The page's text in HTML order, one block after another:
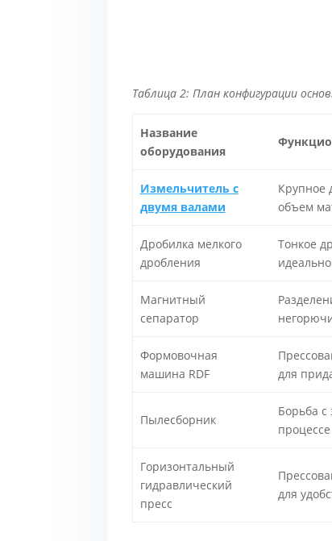
Таблица 2: План конфигурации
Название
оборудования
Измельчитель с
двумя валами
Крупное
объем
Дробилка мелкого
дробления
Тонкое
Магнитный
сепаратор
Формовочная
машина RDF
для
Пылесборник
Борьба
Горизонтальный
гидравлический
пресс
для